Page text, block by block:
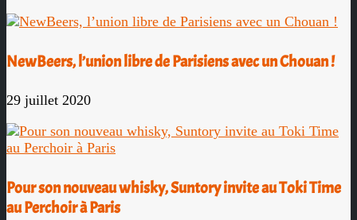
NewBeers, l’union libre de Parisiens avec un Chouan !
29 juillet 2020
Pour son nouveau whisky, Suntory invite au Toki Time
au Perchoir à Paris